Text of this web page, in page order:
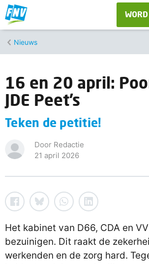
Nieuws
16 en 20 april:
JDE Peet’s
Teken de petitie!
Door Redactie
21 april 2026
Het kabinet van D66, CDA en
bezuinigen. Dit raakt de
werkenden en de zorg hard.